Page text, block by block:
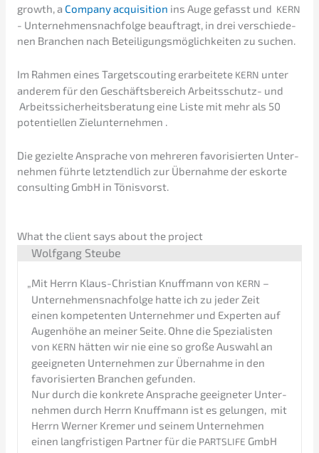
growth, a Compa­ny acqui­si­ti­on ins Auge gefasst und KERN
- Unternehmens­nachfolge beauf­tragt, in drei verschie­de­
nen Branchen nach Betei­li­gungs­mög­lich­kei­ten zu suchen.
Im Rahmen eines Targetscou­ting erarbei­te­te KERN unter
anderem für den Geschäfts­be­reich Arbeits­schutz- und
Arbeits­si­cher­heits­be­ra­tung eine Liste mit mehr als 50
poten­ti­el­len Zielunternehmen .
Die geziel­te Anspra­che von mehre­ren favori­sier­ten Unter­
neh­men führte letzt­end­lich zur Übernah­me der eskor­te
consul­ting GmbH in Tönisvorst.
What the client says about the project
Wolfgang Steube
„Mit Herrn Klaus-Chris­ti­an Knuff­mann von KERN –
Unternehmens­nachfolge hatte ich zu jeder Zeit
einen kompe­ten­ten Unter­neh­mer und Exper­ten auf
Augen­hö­he an meiner Seite. Ohne die Spezia­lis­ten
von KERN hätten wir nie eine so große Auswahl an
geeig­ne­ten Unter­neh­men zur Übernah­me in den
favori­sier­ten Branchen gefunden.
Nur durch die konkre­te Anspra­che geeig­ne­ter Unter­
neh­men durch Herrn Knuff­mann ist es gelun­gen, mit
Herrn Werner Kremer und seinem Unter­neh­men
einen langfris­ti­gen Partner für die PARTSLIFE GmbH